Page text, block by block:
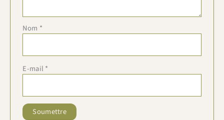
Nom *
E-mail *